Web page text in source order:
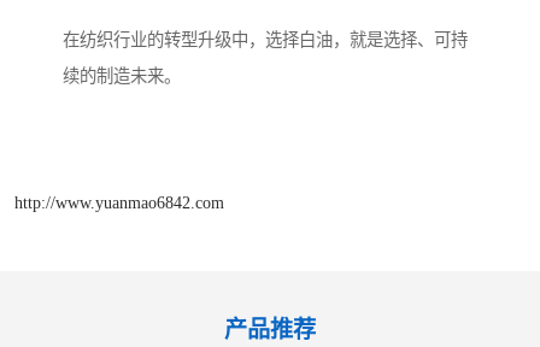
在纺织行业的转型升级中，选择白油，就是选择、可持
续的制造未来。
http://www.yuanmao6842.com
产品推荐